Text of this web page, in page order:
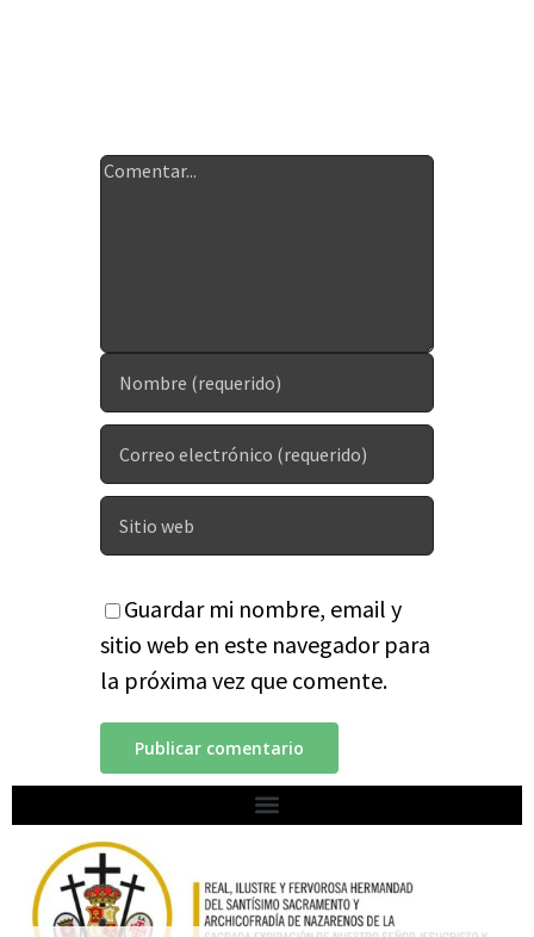
Guardar mi nombre, email y
sitio web en este navegador para
la próxima vez que comente.